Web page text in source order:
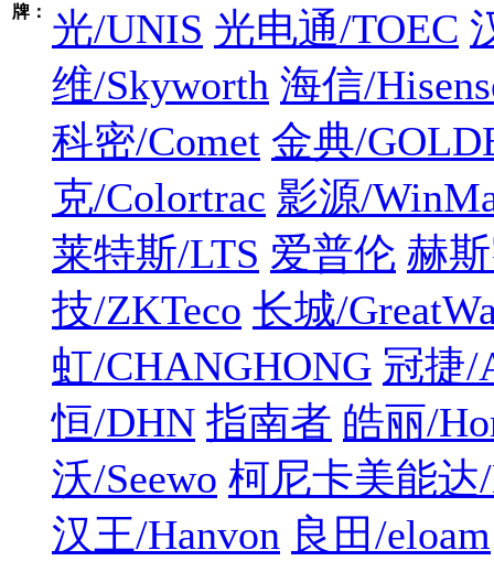
牌：
光/UNIS 光电通/TOEC
维/Skyworth 海信/
科密/Comet 金典/
克/Colortrac 影源/
莱特斯/LTS 爱普伦 赫
技/ZKTeco 长城/
虹/CHANGHONG 冠捷/
恒/DHN 指南者 皓丽/
沃/Seewo 柯尼卡美能达
汉王/Hanvon 良田/eloam